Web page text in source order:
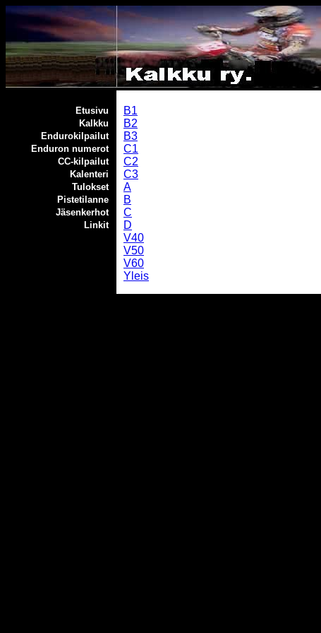
Etusivu
Kalkku
Endurokilpailut
Enduron numerot
CC-kilpailut
Kalenteri
Tulokset
Pistetilanne
Jäsenkerhot
Linkit
B1
B2
B3
C1
C2
C3
A
B
C
D
V40
V50
V60
Yleis